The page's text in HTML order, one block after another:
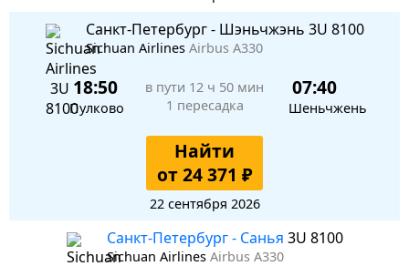
Санкт-Петербург - Шэньчжэнь 3U 8100
Sichuan Airlines Airbus A330
18:50
Пулково
в пути 12 ч 50 мин
1 пересадка
07:40
Шеньчжень
Найти
от 24 371 ₽
22 сентября 2026
Санкт-Петербург - Санья 3U 8100
Sichuan Airlines Airbus A330